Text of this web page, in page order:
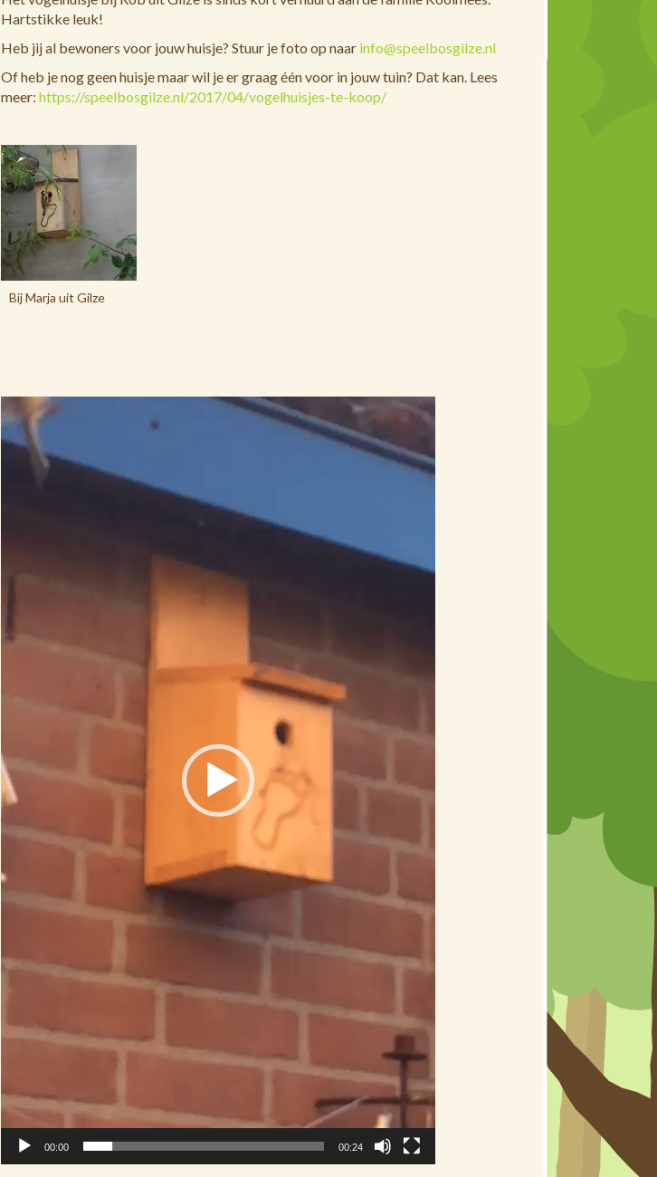
Hartstikke leuk!
Heb jij al bewoners voor jouw huisje? Stuur je foto op naar info@speelbosgilze.nl
Of heb je nog geen huisje maar wil je er graag één voor in jouw tuin? Dat kan. Lees
meer: https://speelbosgilze.nl/2017/04/vogelhuisjes-te-koop/
Bij Marja uit Gilze
Videospeler
00:00 00:24